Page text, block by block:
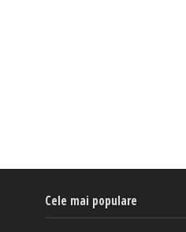
Cele mai populare